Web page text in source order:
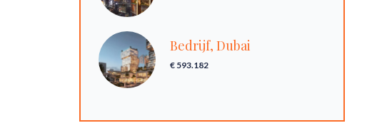
Bedrijf, Dubai
€ 593.182